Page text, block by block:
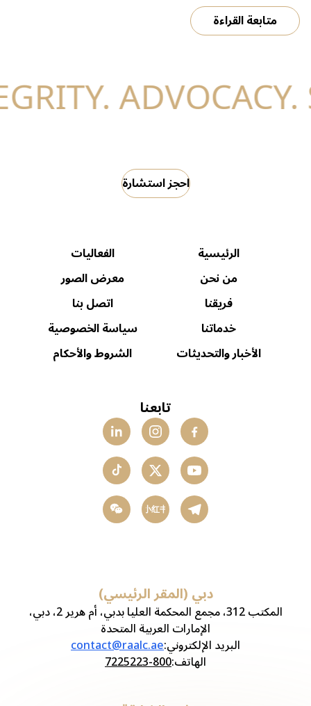
متابعة القراءة
احجز استشارة
الرئيسية
من نحن
فريقنا
خدماتنا
الأخبار والتحديثات
الفعاليات
معرض الصور
اتصل بنا
سياسة الخصوصية
الشروط والأحكام
تابعنا
小红书
دبي (المقر الرئيسي)
المكتب 312، مجمع المحكمة العليا بدبي، أم هرير 2، دبي،
الإمارات العربية المتحدة
البريد الإلكتروني:
contact@raalc.ae
الهاتف:
800-7225223